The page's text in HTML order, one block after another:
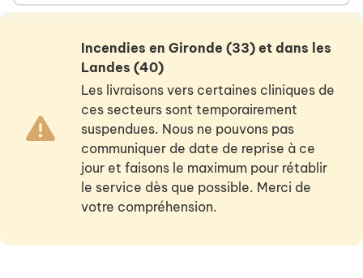
Incendies en Gironde (33) et dans les
Landes (40)
Les livraisons vers certaines cliniques de
ces secteurs sont temporairement
suspendues. Nous ne pouvons pas
communiquer de date de reprise à ce
jour et faisons le maximum pour rétablir
le service dès que possible. Merci de
votre compréhension.